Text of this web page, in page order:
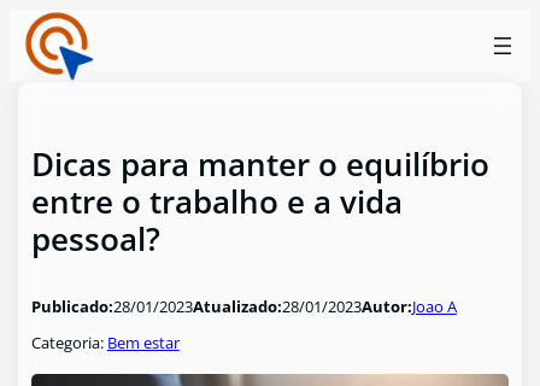
Dicas para manter o equilíbrio
entre o trabalho e a vida
pessoal?
Publicado:28/01/2023Atualizado:28/01/2023Autor:Joao A
Categoria: Bem estar